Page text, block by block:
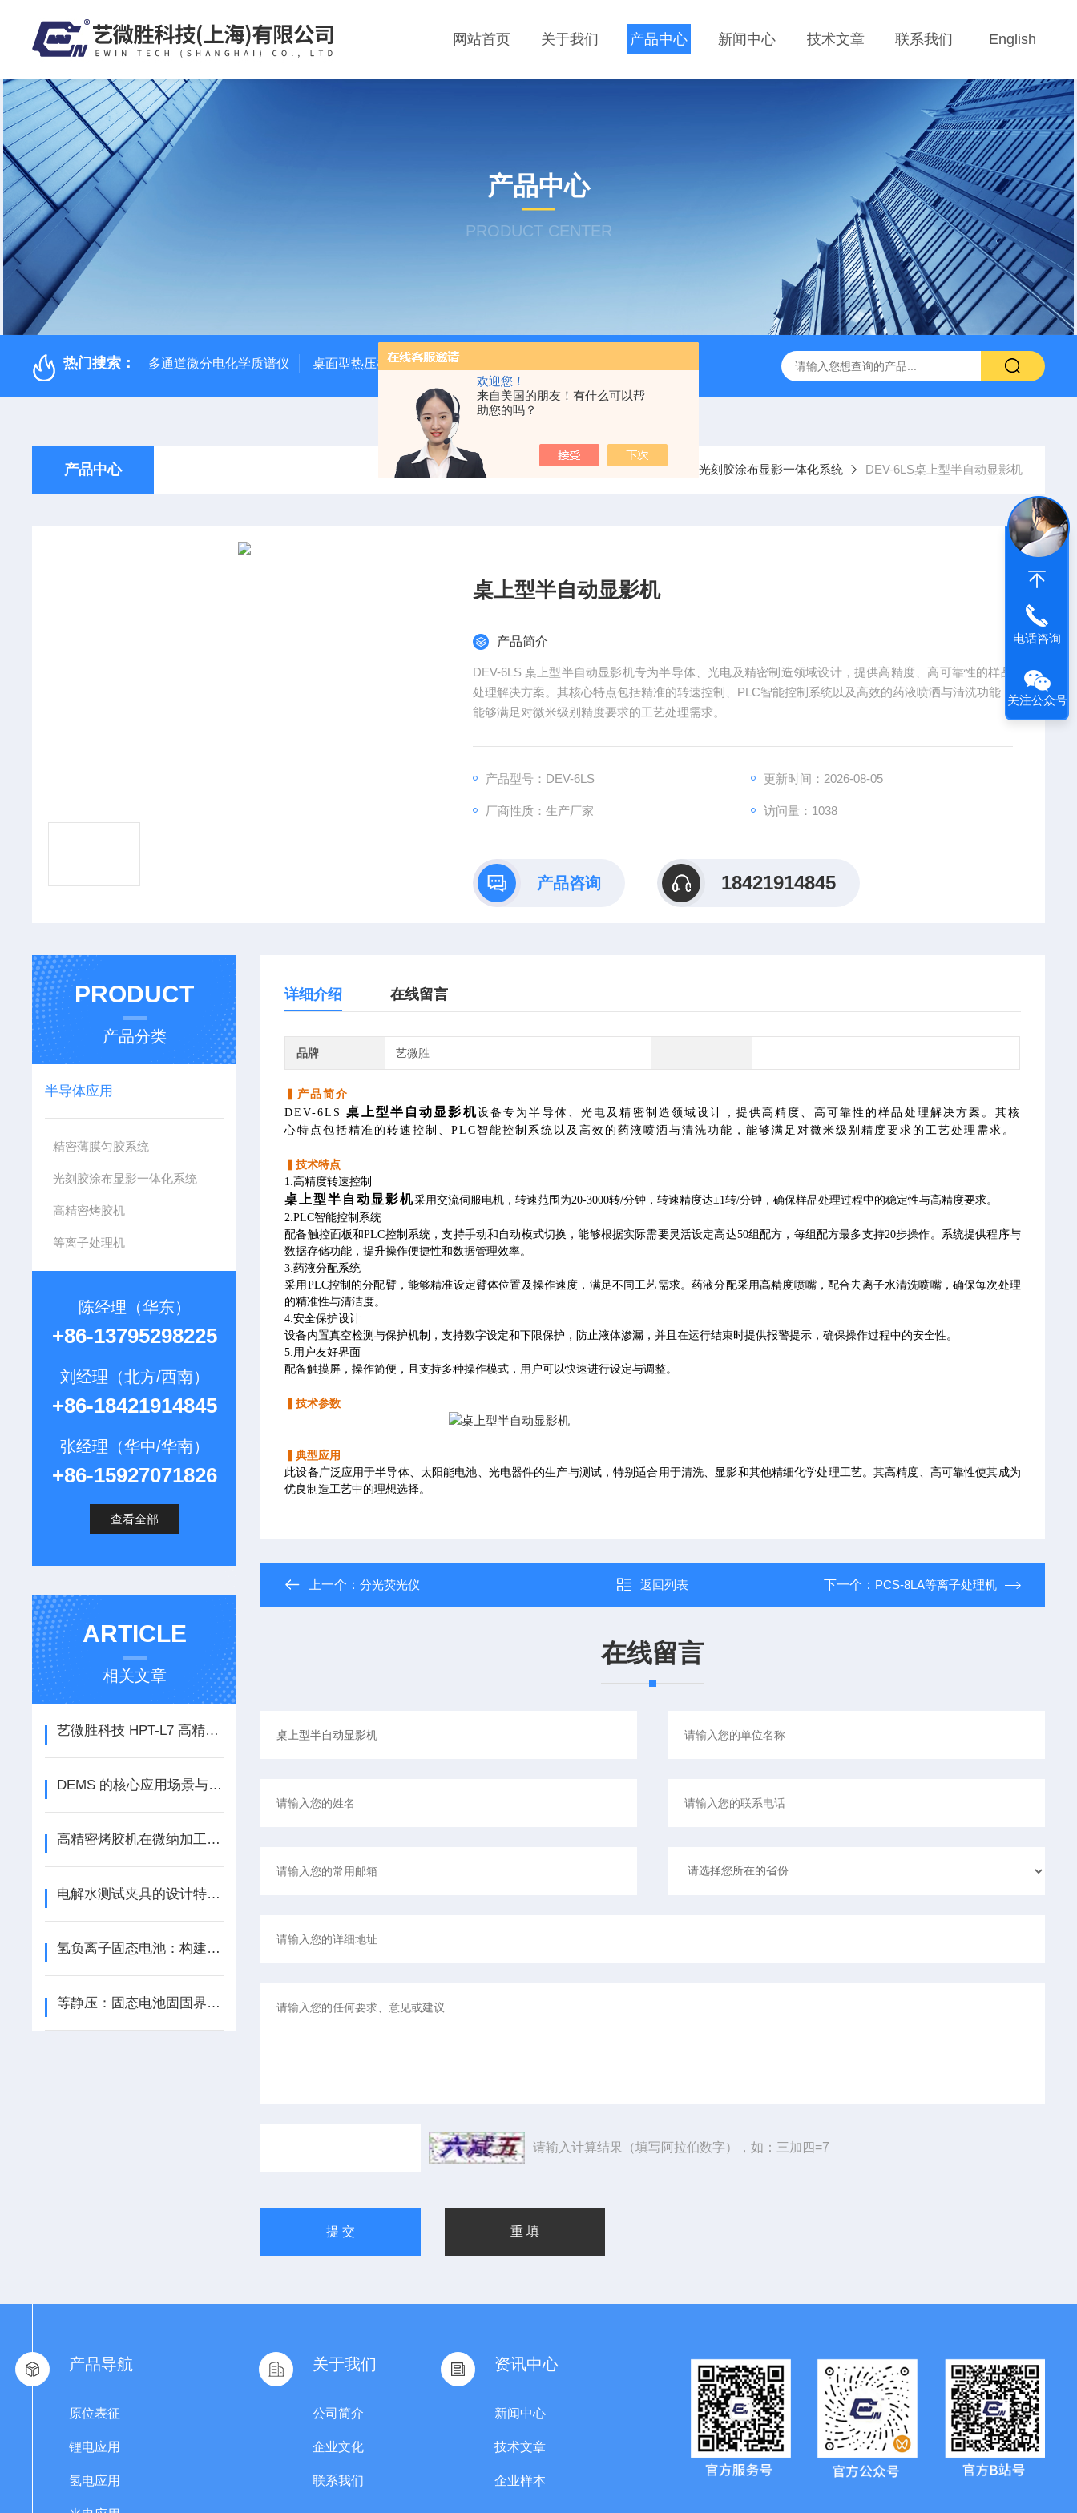
欢迎您！
来自美国的朋友！有什么可以帮
助您的吗？
网站首页 关于我们 产品中心 新闻中心 技术文章 联系我们 English
产品中心
PRODUCT CENTER
热门搜索： 多通道微分电化学质谱仪 桌面型热压机 氢氧燃料电池测试系统
产品中心 当前位置： 产品中心 半导体应用 光刻胶涂布显影一体化系统 DEV-6LS桌上型半自动显影机
桌上型半自动显影机
产品简介
DEV-6LS 桌上型半自动显影机专为半导体、光电及精密制造领域设计，提供高精度、高可靠性的样品
处理解决方案。其核心特点包括精准的转速控制、PLC智能控制系统以及高效的药液喷洒与清洗功能，
能够满足对微米级别精度要求的工艺处理需求。
产品型号：DEV-6LS 更新时间：2026-08-05
厂商性质：生产厂家 访问量：1038
产品咨询 18421914845
PRODUCT
产品分类
半导体应用
精密薄膜匀胶系统
光刻胶涂布显影一体化系统
高精密烤胶机
等离子处理机
陈经理（华东）
+86-13795298225
刘经理（北方/西南）
+86-18421914845
张经理（华中/华南）
+86-15927071826
查看全部
ARTICLE
相关文章
艺微胜科技 HPT-L7 高精密烤胶机：光刻制程中的程控高精度热管理解决方案
DEMS 的核心应用场景与科研价值：为什么需要 DEMS 表征技术？
高精密烤胶机在微纳加工行业中的重要地位
电解水测试夹具的设计特点和功能优势
氢负离子固态电池：构建新型电化学储氢体系的关键进展
等静压：固态电池固固界面终极解法
详细介绍 在线留言
品牌 艺微胜
▍产品简介
DEV-6LS桌上型半自动显影机设备专为半导体、光电及精密制造领域设计，提供高精度、高可靠性的样品处理解决方案。其核
心特点包括精准的转速控制、PLC智能控制系统以及高效的药液喷洒与清洗功能，能够满足对微米级别精度要求的工艺处理需求。
▍技术特点
1.高精度转速控制
桌上型半自动显影机采用交流伺服电机，转速范围为20-3000转/分钟，转速精度达±1转/分钟，确保样品处理过程中的稳定性与高精度要求。
2.PLC智能控制系统
配备触控面板和PLC控制系统，支持手动和自动模式切换，能够根据实际需要灵活设定高达50组配方，每组配方最多支持20步操作。系统提供程序与
数据存储功能，提升操作便捷性和数据管理效率。
3.药液分配系统
采用PLC控制的分配臂，能够精准设定臂体位置及操作速度，满足不同工艺需求。药液分配采用高精度喷嘴，配合去离子水清洗喷嘴，确保每次处理
的精准性与清洁度。
4.安全保护设计
设备内置真空检测与保护机制，支持数字设定和下限保护，防止液体渗漏，并且在运行结束时提供报警提示，确保操作过程中的安全性。
5.用户友好界面
配备触摸屏，操作简便，且支持多种操作模式，用户可以快速进行设定与调整。
▍技术参数
▍典型应用
此设备广泛应用于半导体、太阳能电池、光电器件的生产与测试，特别适合用于清洗、显影和其他精细化学处理工艺。其高精度、高可靠性使其成为
优良制造工艺中的理想选择。
上一个：分光荧光仪 返回列表 下一个： PCS-8LA等离子处理机
在线留言
请输入计算结果（填写阿拉伯数字），如：三加四=7
产品导航
原位表征
锂电应用
氢电应用
关于我们
公司简介
企业文化
联系我们
资讯中心
新闻中心
技术文章
企业样本
电话咨询
关注公众号